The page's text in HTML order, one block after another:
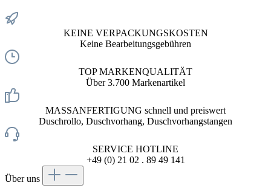
KEINE VERPACKUNGSKOSTEN
Keine Bearbeitungsgebühren
TOP MARKENQUALITÄT
Über 3.700 Markenartikel
MASSANFERTIGUNG schnell und preiswert
Duschrollo, Duschvorhang, Duschvorhangstangen
SERVICE HOTLINE
+49 (0) 21 02 . 89 49 141
Über uns